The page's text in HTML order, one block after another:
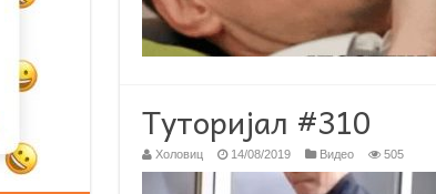
Туторијал #310
Холовиц 14/08/2019 Видео 505